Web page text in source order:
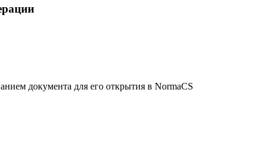
документа для его открытия в NormaCS